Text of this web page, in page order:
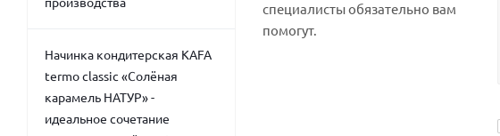
специалисты обязательно вам
помогут.
Начинка кондитерская KAFA
termo classic «Солёная
карамель НАТУР» -
идеальное сочетание